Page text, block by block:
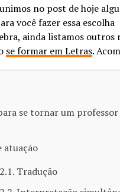
no post de hoje
você fazer essa escolha
ainda listamos outros
se formar em Letras.
se tornar um professor
atuação
Tradução